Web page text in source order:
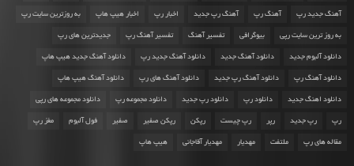
آهنگ جدید رپ آهنگ رپ آهنگ رپ جدید اخبار رپ اخبار هیپ هاپ به روزترین سایت رپ
به روز ترین سایت رپی بیوگرافی تفسیر آهنگ تفسیر آهنگ رپ جدیدترین های رپ
دانلود آلبوم جدید دانلود آهنگ جدید دانلود آهنگ جدید رپ دانلود آهنگ جدید هیپ هاپ
دانلود آهنگ رپ دانلود آهنگ رپ جدید دانلود آهنگ های رپ دانلود آهنگ هیپ هاپ
دانلود اهنگ جدید دانلود رپ دانلود رپ جدید دانلود مجموعه رپ دانلود مجموعه های رپی
رپ رپ جدید رپر رپ چیست رپکن رپکن صفیر صفیر فول آلبوم مغز رپ
مقاله های رپ ملتفت مهدیار مهدیار آقاجانی هیپ هاپ